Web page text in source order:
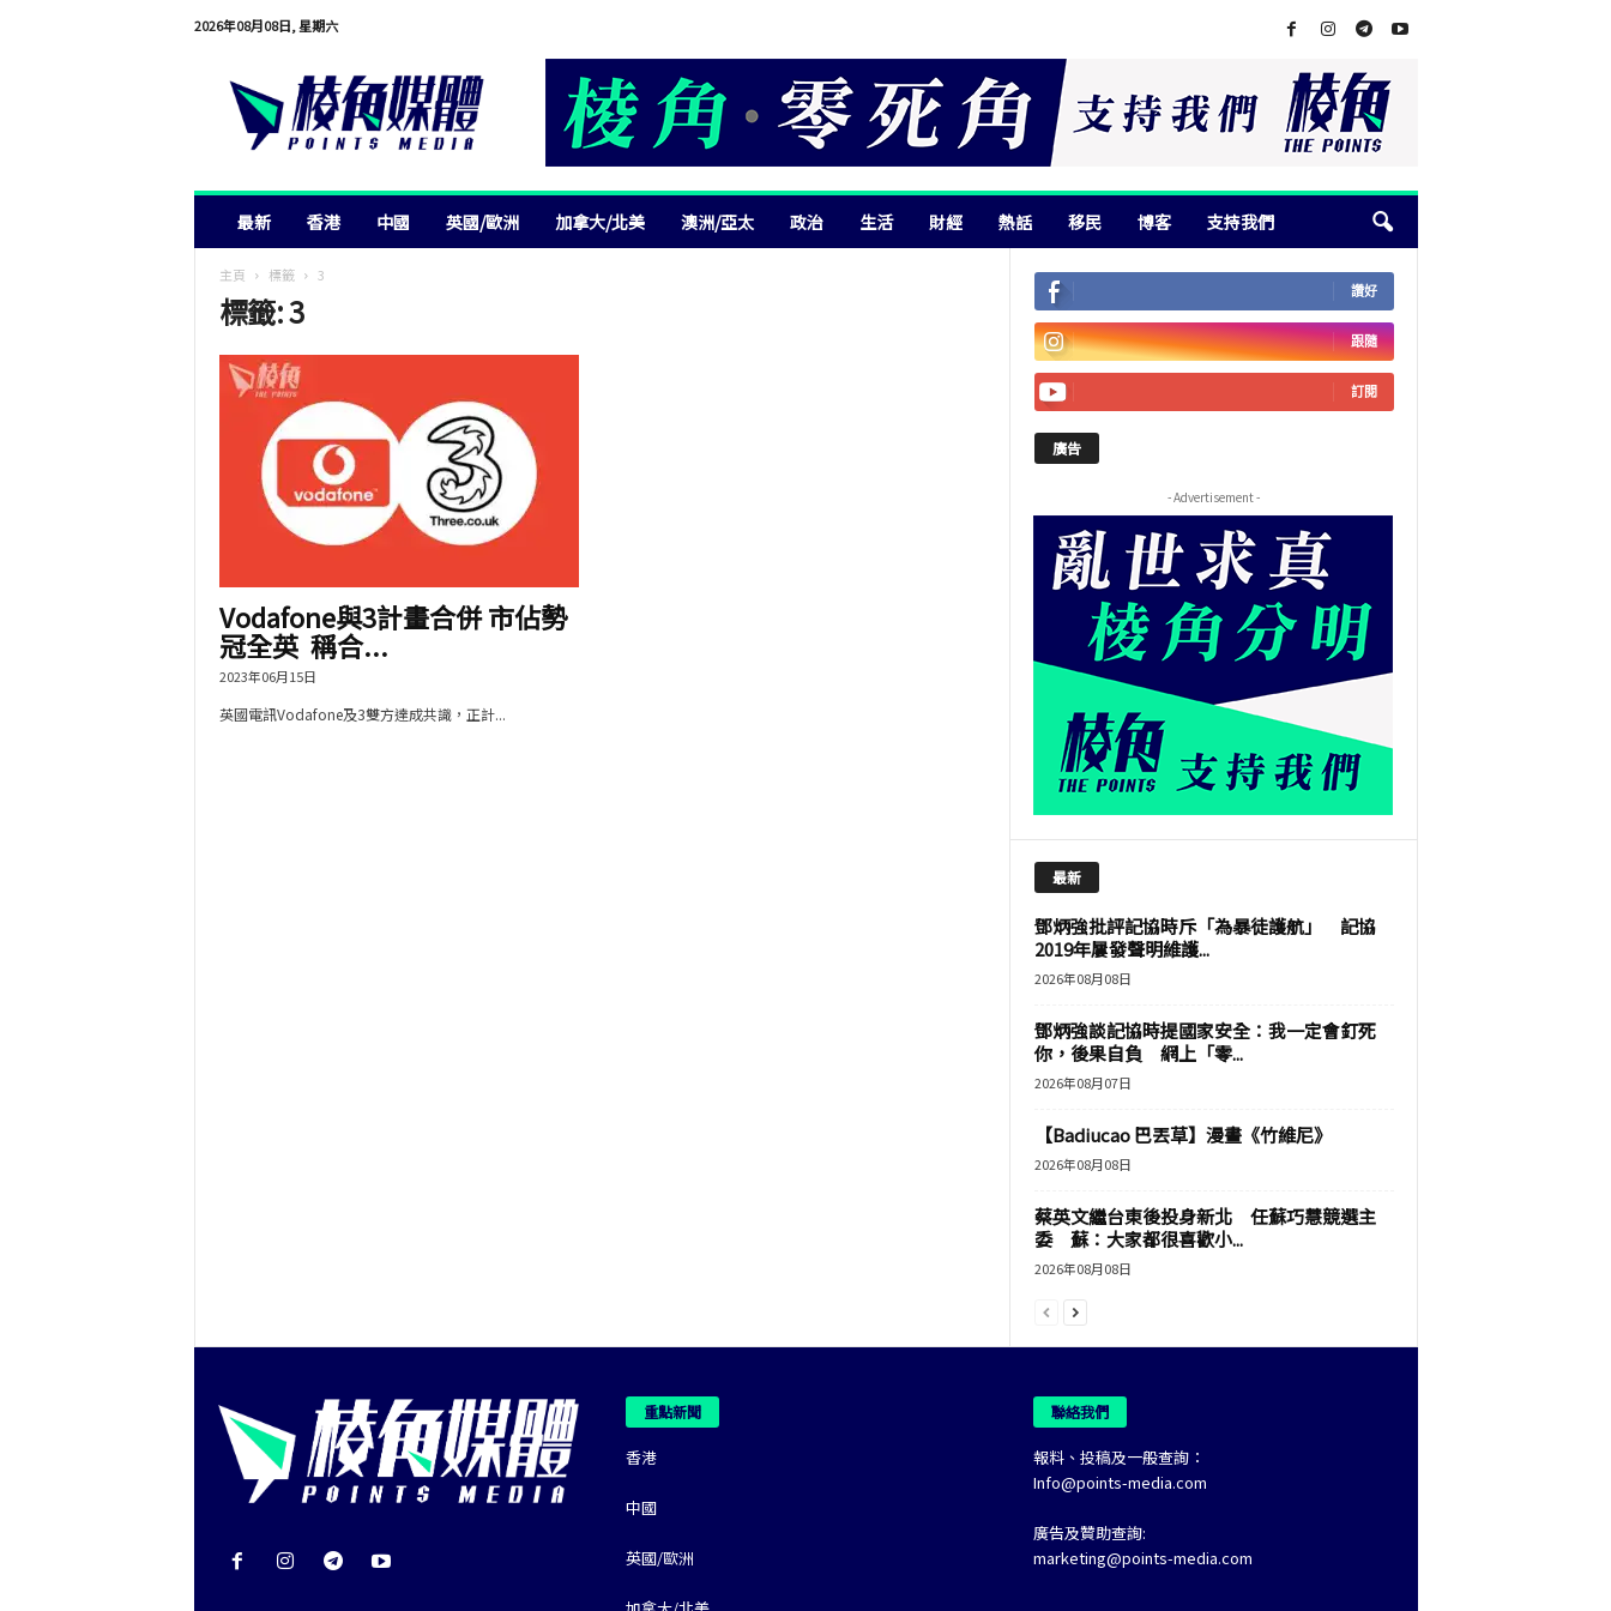
2026年08月08日, 星期六
最新 香港 中國 英國/歐洲 加拿大/北美 澳洲/亞太 政治 生活 財經 熱話 移民 博客 支持我們
主頁 標籤 3
標籤: 3
Vodafone與3計畫合併 市佔勢
冠全英 稱合...
2023年06月15日
英國電訊Vodafone及3雙方達成共識，正計...
讚好
跟隨
訂閱
廣告
- Advertisement -
最新
鄧炳強批評記協時斥「為暴徒護航」 記協
2019年屢發聲明維護...
2026年08月08日
鄧炳強談記協時提國家安全：我一定會釘死
你，後果自負 網上「零...
2026年08月07日
【Badiucao 巴丟草】漫畫《竹維尼》
2026年08月08日
蔡英文繼台東後投身新北 任蘇巧慧競選主
委 蘇：大家都很喜歡小...
2026年08月08日
重點新聞
香港
中國
英國/歐洲
聯絡我們
報料、投稿及一般查詢：
Info@points-media.com
廣告及贊助查詢:
marketing@points-media.com